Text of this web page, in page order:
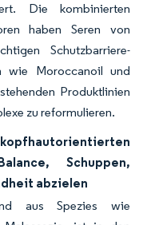
Die kombinierten
haben Seren von
Schutzbarriere-
wie Moroccanoil und
Produktlinien
zu reformulieren.
Schuppen,
abzielen
aus Spezies wie